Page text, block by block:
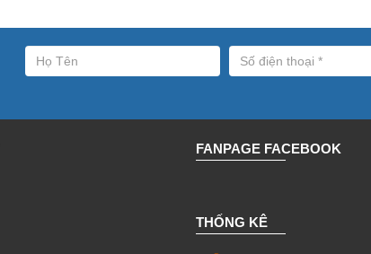
FANPAGE FACEBOOK
THỐNG KÊ